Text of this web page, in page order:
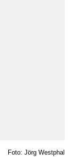
Foto: Jörg Westphal